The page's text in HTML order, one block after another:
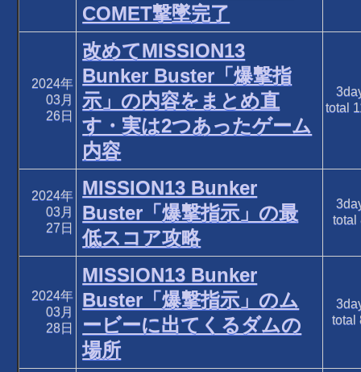
COMET撃墜完了
2024年
03月
26日
改めてMISSION13
Bunker Buster「爆撃指
示」の内容をまとめ直
す・実は2つあったゲーム
内容
total
2024年
03月
27日
MISSION13 Bunker
Buster「爆撃指示」の最
低スコア攻略
total
2024年
03月
28日
MISSION13 Bunker
Buster「爆撃指示」のム
ービーに出てくるダムの
場所
total